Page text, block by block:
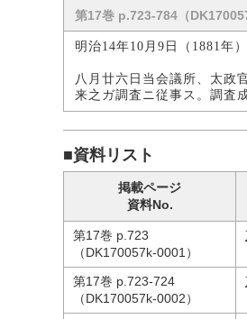
第17巻 p.723-784（
明治14年10月9日（1881年）
八月廿六日当会議所、太政
来之ガ調査ニ従事ス。調査
■資料リスト
掲載ページ
資料No.
第17巻 p.723
（DK170057k-0001）
第17巻 p.723-724
（DK170057k-0002）